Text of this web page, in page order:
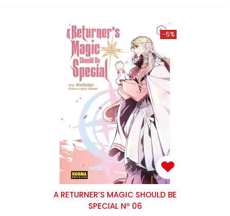
-5%
A RETURNER’S MAGIC SHOULD BE
SPECIAL Nº 06